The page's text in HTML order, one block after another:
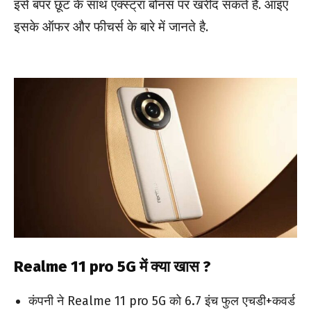
इसे बंपर छूट के साथ एक्स्ट्रा बोनस पर खरीद सकते है. आइए
इसके ऑफर और फीचर्स के बारे में जानते है.
Realme 11 pro 5G में क्या खास ?
कंपनी ने Realme 11 pro 5G को 6.7 इंच फुल एचडी+कवर्ड